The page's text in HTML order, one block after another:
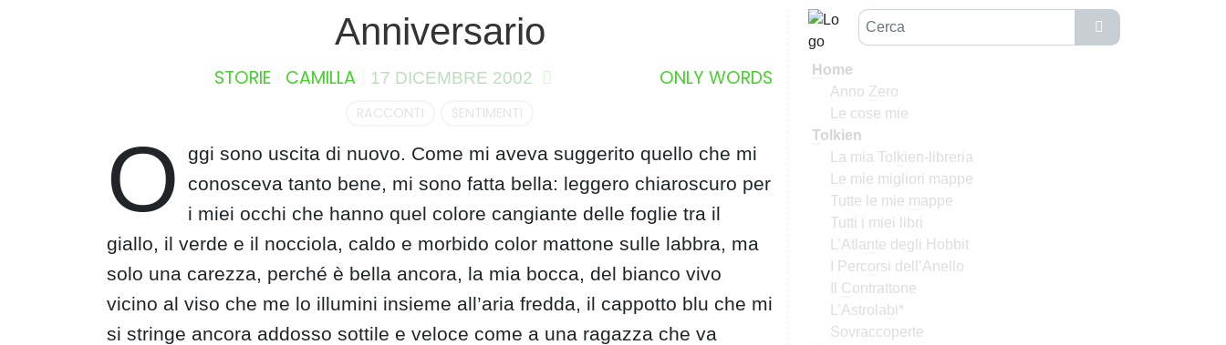
Anniversario
STORIE CAMILLA 17 DICEMBRE 2002 ONLY WORDS
RACCONTI SENTIMENTI
O
ggi sono uscita di nuovo. Come mi aveva suggerito quello che mi
conosceva tanto bene, mi sono fatta bella: leggero chiaroscuro per
i miei occhi che hanno quel colore cangiante delle foglie tra il
giallo, il verde e il nocciola, caldo e morbido color mattone sulle labbra, ma
solo una carezza, perché è bella ancora, la mia bocca, del bianco vivo
vicino al viso che me lo illumini insieme all’aria fredda, il cappotto blu che mi
si stringe ancora addosso sottile e veloce come a una ragazza che va
C
e
H ome
Anno Zero
Le cose mie
Tolkien
La mia Tol kien-libreria
Le mie migliori mappe
Tutte le mie mappe
Tutti i miei libri
L’Atlante degli Hobbit
I Percorsi dell’Anello
Contrattone
L’Astrola bi*
Sovraccoperte